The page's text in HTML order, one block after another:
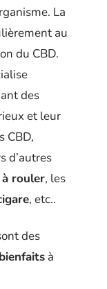
La
au
du CBD.
des
et leur
CBD,
d’autres
rouler, les
, etc..
des
bienfaits à